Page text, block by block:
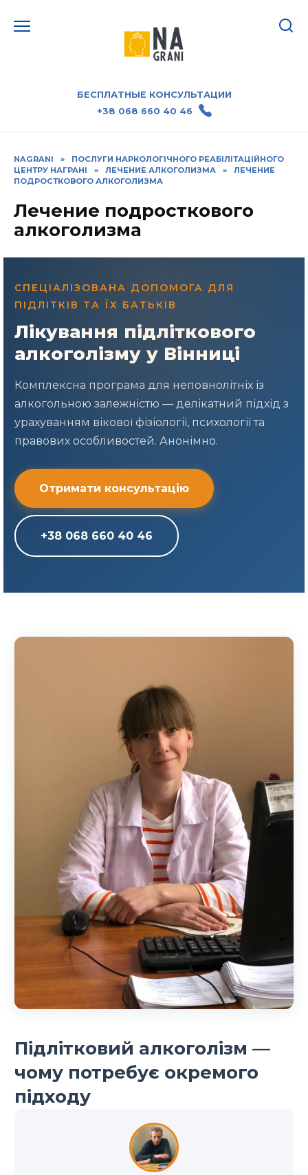
БЕСПЛАТНЫЕ КОНСУЛЬТАЦИИ
+38 068 660 40 46
NAGRANI »
ПОСЛУГИ НАРКОЛОГІЧНОГО РЕАБІЛІТАЦІЙНОГО
ЦЕНТРУ НАГРАНІ
» ЛЕЧЕНИЕ АЛКОГОЛИЗМА »
ЛЕЧЕНИЕ
ПОДРОСТКОВОГО АЛКОГОЛИЗМА
Лечение подросткового
алкоголизма
СПЕЦІАЛІЗОВАНА ДОПОМОГА ДЛЯ
ПІДЛІТКІВ ТА ЇХ БАТЬКІВ
Лікування підліткового
алкоголізму у Вінниці
Комплексна програма для неповнолітніх із
алкогольною залежністю — делікатний підхід з
урахуванням вікової фізіології, психології та
правових особливостей. Анонімно.
Отримати консультацію
+38 068 660 40 46
Підлітковий алкоголізм —
чому потребує окремого
підходу